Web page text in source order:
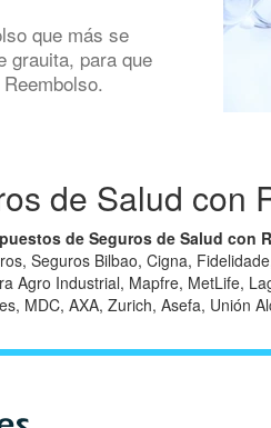
que más se
grauita, para que
de Salud con
de Seguros de Salud con
Seguros Bilbao, Cigna,
Agro Industrial, Mapfre, MetLife,
MDC, AXA, Zurich, Asefa, Unión